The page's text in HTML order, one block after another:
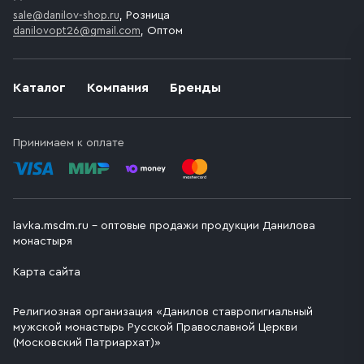
Каталог Компания Бренды
Принимаем к оплате
sale@danilov-shop.ru, Розница
danilovopt26@gmail.com, Оптом
lavka.msdm.ru – оптовые продажи продукции Данилова
монастыря
Карта сайта
Религиозная организация «Данилов ставропигиальный
мужской монастырь Русской Православной Церкви
(Московский Патриархат)»